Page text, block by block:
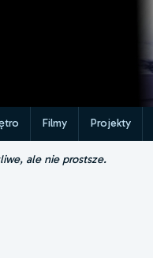
Filmy Projekty
ale nie prostsze.